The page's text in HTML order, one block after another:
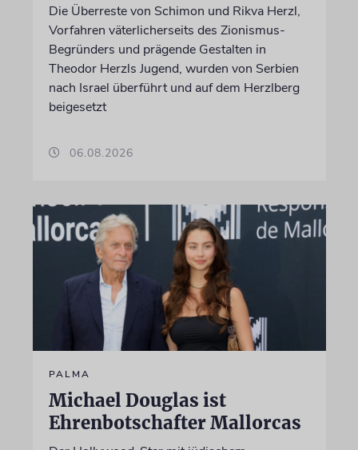
Die Überreste von Schimon und Rikva Herzl,
Vorfahren väterlicherseits des Zionismus-
Begründers und prägende Gestalten in
Theodor Herzls Jugend, wurden von Serbien
nach Israel überführt und auf dem Herzlberg
beigesetzt
06.08.2026
PALMA
Michael Douglas ist
Ehrenbotschafter Mallorcas